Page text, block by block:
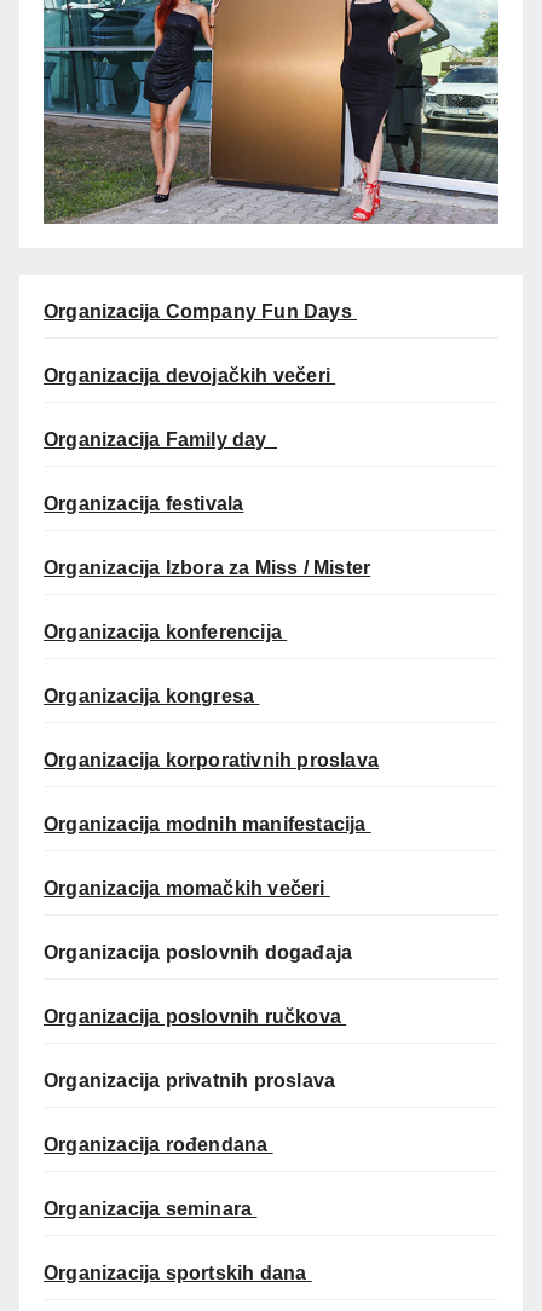
Organizacija Company Fun Days
Organizacija devojačkih večeri
Organizacija Family day
Organizacija festivala
Organizacija Izbora za Miss / Mister
Organizacija konferencija
Organizacija kongresa
Organizacija korporativnih proslava
Organizacija modnih manifestacija
Organizacija momačkih večeri
Organizacija poslovnih događaja
Organizacija poslovnih ručkova
Organizacija privatnih proslava
Organizacija rođendana
Organizacija seminara
Organizacija sportskih dana